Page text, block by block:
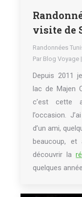
visite de
Randonnées
Par Blog Voyage
Depuis 2011
lac de Majen
c’est cette
l’occasion.
d’un ami,
beaucoup, et
découvrir la
quelques